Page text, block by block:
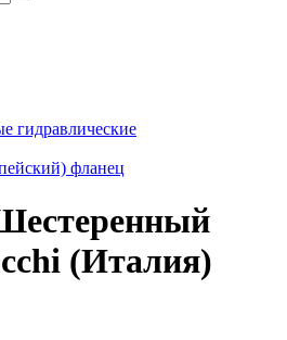
гидравлические
фланец
(Италия)